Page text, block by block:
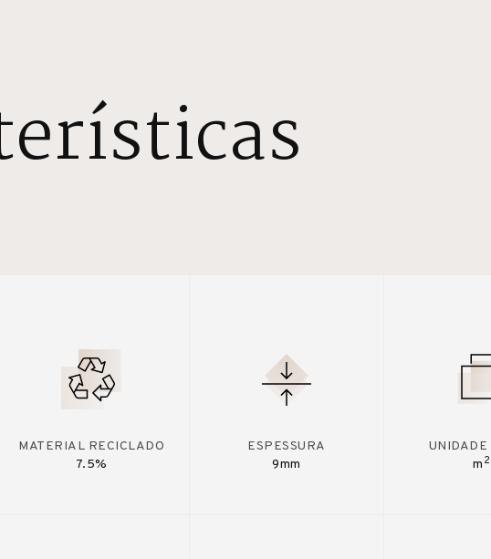
MATERIAL RECICLADO
7.5%
ESPESSURA
9mm
UNIDADE
m 2